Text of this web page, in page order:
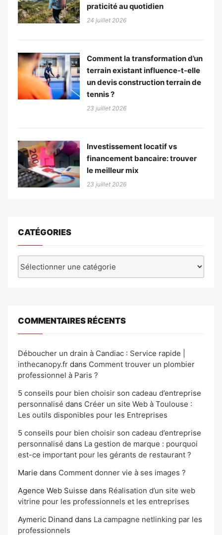
praticité au quotidien
24 juillet 2026
Comment la transformation d’un
terrain existant influence-t-elle
un devis construction terrain de
tennis ?
23 juillet 2026
Investissement locatif vs
financement bancaire: trouver
le meilleur mix
23 juillet 2026
CATÉGORIES
COMMENTAIRES RÉCENTS
Déboucher un drain à Candiac : Service rapide |
inthecanopy.fr dans Comment trouver un plombier
professionnel à Paris ?
5 conseils pour bien choisir son cadeau d’entreprise
personnalisé dans Créer un site Web à Toulouse :
Les outils disponibles pour les Entreprises
5 conseils pour bien choisir son cadeau d’entreprise
personnalisé dans La gestion de marque : pourquoi
est-ce important pour les gérants de restaurant ?
Marie dans Comment donner vie à ses images ?
Agence Web Suisse dans Réalisation d’un site web
vitrine pour les professionnels et les entreprises
Aymeric Dinand dans La campagne netlinking par les
professionnels